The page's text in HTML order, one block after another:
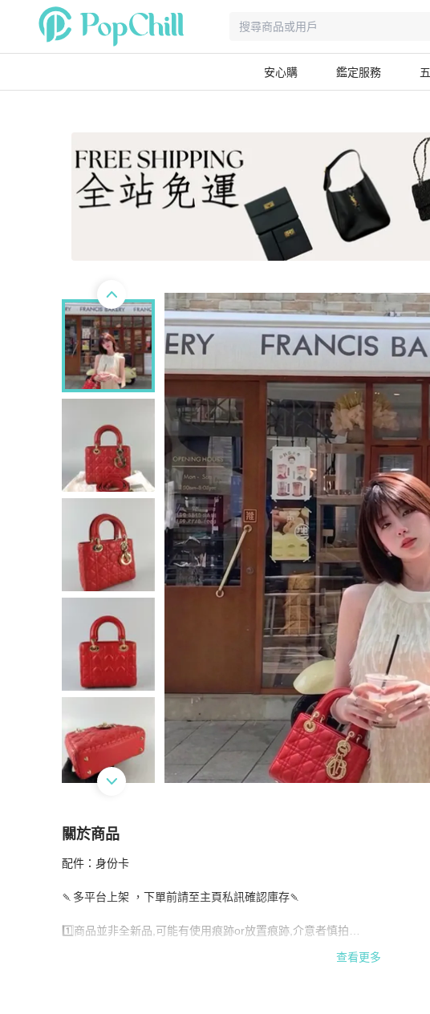
安心購 鑑定服務
關於商品
關於 閒置近新❤️Dior迪奧 紅金羊皮金扣 四格戴妃徽章款 尺寸
配件：身份卡
🍡多平台上架 ，下單前請至主頁私訊確認庫存🍡
1️⃣商品並非全新品,可能有使用痕跡or放置痕跡,介意者慎拍
查看更多